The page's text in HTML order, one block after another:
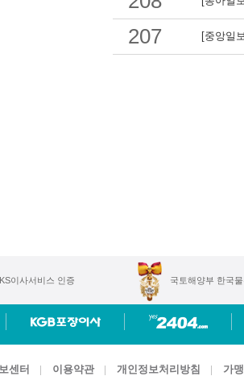
207 [중앙일
KS이사서비스 인증 국토해양부 한국
센터 이용약관 개인정보처리방침 가